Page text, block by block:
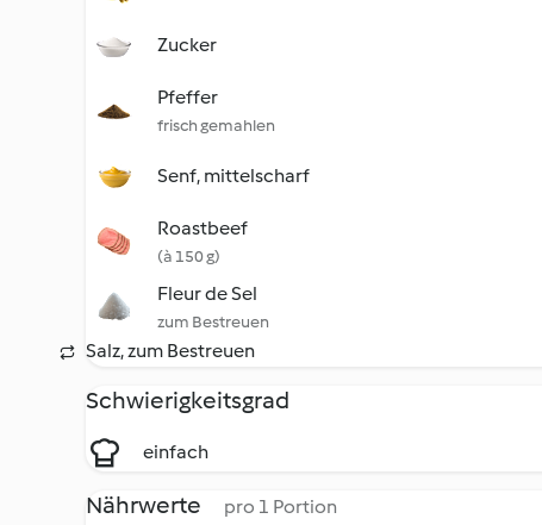
Zucker
Pfeffer
frisch gemahlen
Senf, mittelscharf
Roastbeef
(à 150 g)
Fleur de Sel
zum Bestreuen
Salz, zum Bestreuen
Schwierigkeitsgrad
einfach
Nährwerte pro 1 Portion